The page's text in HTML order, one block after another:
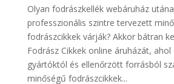
Olyan fodrászkellék webáruház
professzionális szintre tervezett
fodrászcikkek várják? Akkor bátran
Fodrász Cikkek online áruházát,
gyártóktól és ellenőrzött forrásból
minőségű fodrászcikkek...